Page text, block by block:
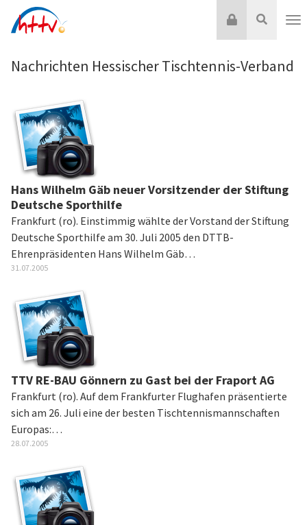
Inhalt
Suche
Login
Nachrichten Hessischer Tischtennis-Verband
Hans Wilhelm Gäb neuer Vorsitzender der Stiftung
Deutsche Sporthilfe
Frankfurt (ro). Einstimmig wählte der Vorstand der Stiftung
Deutsche Sporthilfe am 30. Juli 2005 den DTTB-
Ehrenpräsidenten Hans Wilhelm Gäb…
31.07.2005
TTV RE-BAU Gönnern zu Gast bei der Fraport AG
Frankfurt (ro). Auf dem Frankfurter Flughafen präsentierte
sich am 26. Juli eine der besten Tischtennismannschaften
Europas:…
28.07.2005